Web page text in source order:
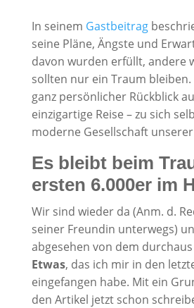
In seinem Gastbeitrag
seine Pläne, Ängste und
davon wurden erfüllt, andere
sollten nur ein Traum
ganz persönlicher Rückblick
einzigartige Reise – zu sich
moderne Gesellschaft
Es bleibt beim
ersten 6.000er im
Wir sind wieder da (Anm. d.
seiner Freundin unterwegs)
abgesehen von dem durchaus
Etwas, das ich mir in den
eingefangen habe. Mit ein
den Artikel jetzt schon